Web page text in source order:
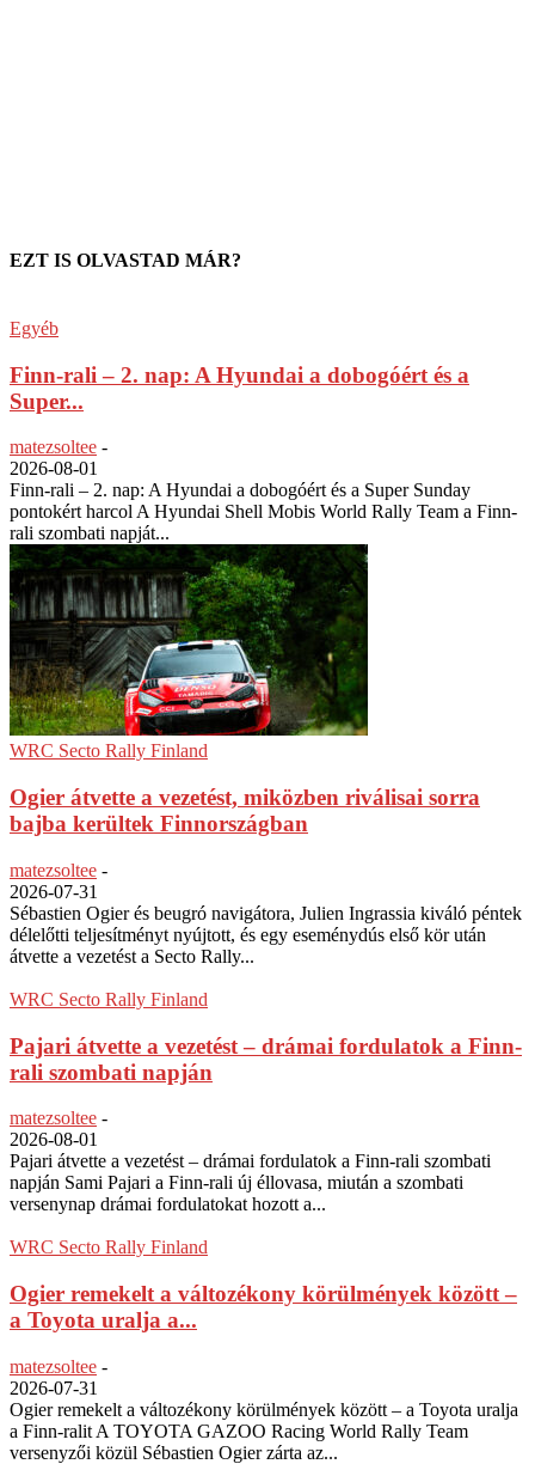
EZT IS OLVASTAD MÁR?
Egyéb
Finn-rali – 2. nap: A Hyundai a dobogóért és a
Super...
matezsoltee -
2026-08-01
Finn-rali – 2. nap: A Hyundai a dobogóért és a Super Sunday
pontokért harcol A Hyundai Shell Mobis World Rally Team a Finn-
rali szombati napját...
WRC Secto Rally Finland
Ogier átvette a vezetést, miközben riválisai sorra
bajba kerültek Finnországban
matezsoltee -
2026-07-31
Sébastien Ogier és beugró navigátora, Julien Ingrassia kiváló péntek
délelőtti teljesítményt nyújtott, és egy eseménydús első kör után
átvette a vezetést a Secto Rally...
WRC Secto Rally Finland
Pajari átvette a vezetést – drámai fordulatok a Finn-
rali szombati napján
matezsoltee -
2026-08-01
Pajari átvette a vezetést – drámai fordulatok a Finn-rali szombati
napján Sami Pajari a Finn-rali új éllovasa, miután a szombati
versenynap drámai fordulatokat hozott a...
WRC Secto Rally Finland
Ogier remekelt a változékony körülmények között –
a Toyota uralja a...
matezsoltee -
2026-07-31
Ogier remekelt a változékony körülmények között – a Toyota uralja
a Finn-ralit A TOYOTA GAZOO Racing World Rally Team
versenyzői közül Sébastien Ogier zárta az...